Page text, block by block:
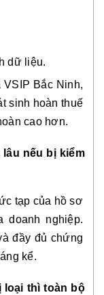
dữ liệu.
Bắc Ninh,
sinh hoàn thuế
cao hơn.
nếu bị kiểm
tạp của hồ sơ
doanh nghiệp.
đầy đủ chứng
kể.
loại thì toàn bộ